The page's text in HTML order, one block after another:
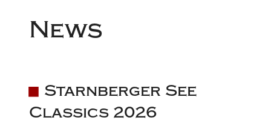
News
Starnberger See
Classics 2026